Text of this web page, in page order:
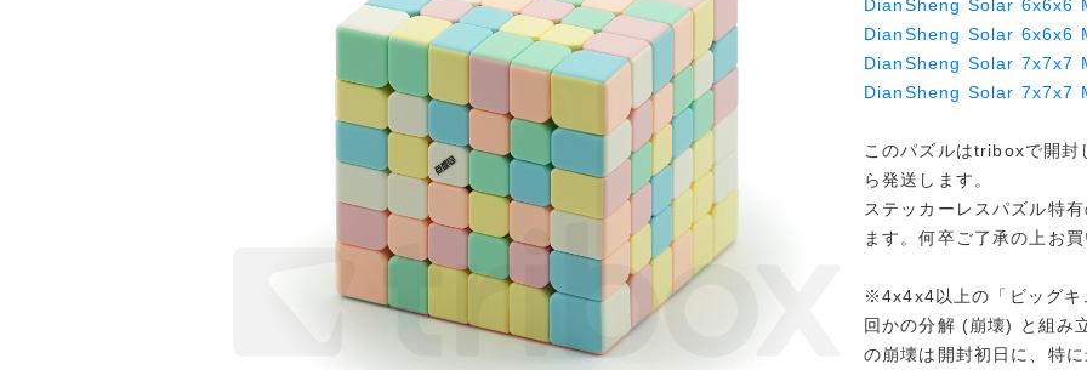
DianSheng Solar 6x6x6
DianSheng Solar 6x6x6
DianSheng Solar 7x7x7
DianSheng Solar 7x7x7
このパズルはtriboxで開封
ら発送します。
ステッカーレスパズル特
ます。何卒ご了承の上お
※4x4x4以上の「ビッグキ
回かの分解 (崩壊) と組み
の崩壊は開封初日に、特